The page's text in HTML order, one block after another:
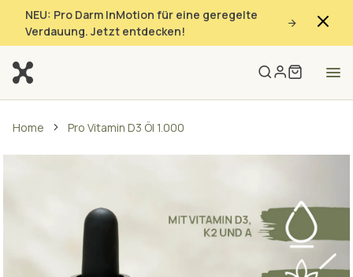
NEU: Pro Darm InMotion für eine geregelte
Verdauung. Jetzt entdecken!
Home Pro Vitamin D3 Öl 1.000